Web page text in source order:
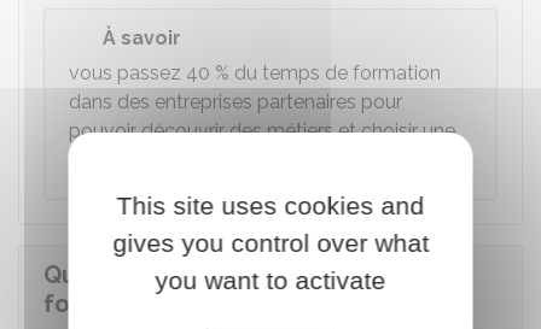
À savoir
vous passez 40 % du temps de formation
dans des entreprises partenaires pour
pouvoir découvrir des métiers et choisir une
Quelle est la durée du parcours de
formation ?
This site uses cookies and
gives you control over what
you want to activate